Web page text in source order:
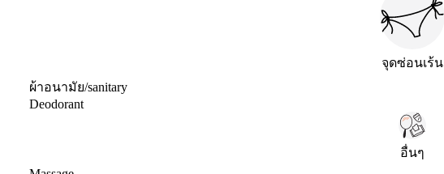
จุดซ่อนเร้น
ผ้าอนามัย/sanitary
Deodorant
อื่นๆ